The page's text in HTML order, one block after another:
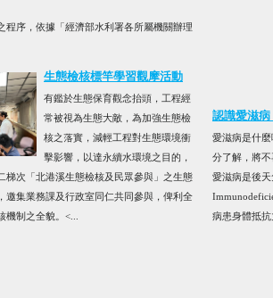
序，依據「經濟部水利署各所屬機關辦理
生態檢核標竿學習觀摩活動
有鑑於生態保育觀念抬頭，工程經
常被視為生態大敵，為加強生態檢
核之落實，減輕工程對生態環境衝
擊影響，以達永續水環境之目的，
梯次「北港溪生態檢核及民眾參與」之生態
邀集業務課及行政室同仁共同參與，俾利全
機制之全貌。<...
認識愛滋病
愛滋病是什
分了解，將
愛滋病是後
病患身體抵